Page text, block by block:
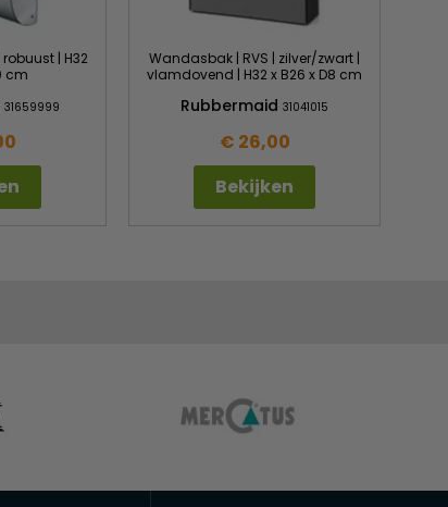
| H32
cm
31659999
Wandasbak | RVS | zilver/zwart |
vlamdovend | H32 x B26 x D8 cm
Rubbermaid 31041015
€ 26,00
Bekijken